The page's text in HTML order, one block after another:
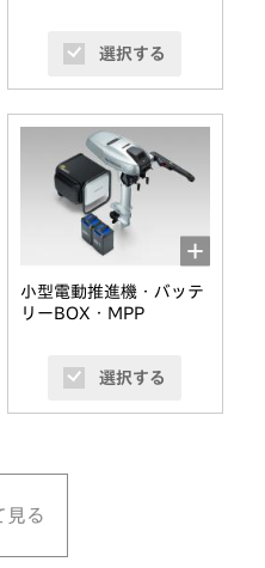
選択する
小型電動推進機・バッテ
リーBOX・MPP
選択する
見る